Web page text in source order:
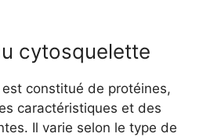
cytosquelette
constitué de protéines,
caractéristiques et des
Il varie selon le type de